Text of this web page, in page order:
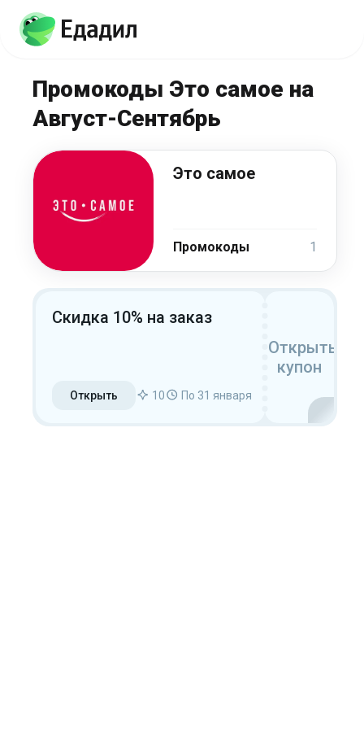
Промокоды Это самое на
Август-Сентябрь
Это самое
Промокоды 1
Скидка 10% на заказ
Открыть 10 По 31 января
Открыть
купон